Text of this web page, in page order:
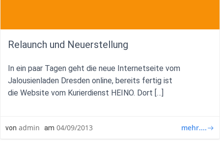
Relaunch und Neuerstellung
In ein paar Tagen geht die neue Internetseite vom
Jalousienladen Dresden online, bereits fertig ist
die Website vom Kurierdienst HEINO. Dort […]
von admin am 04/09/2013 mehr....